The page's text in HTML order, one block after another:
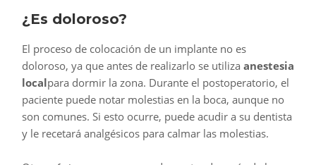
¿Es doloroso?
El proceso de colocación de un implante no es
doloroso, ya que antes de realizarlo se utiliza anestesia
localpara dormir la zona. Durante el postoperatorio, el
paciente puede notar molestias en la boca, aunque no
son comunes. Si esto ocurre, puede acudir a su dentista
y le recetará analgésicos para calmar las molestias.